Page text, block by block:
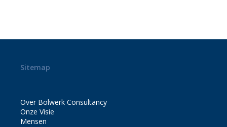
IN
DIVERSE PI'S
Sitemap
Over Bolwerk Consultancy
Onze Visie
Mensen